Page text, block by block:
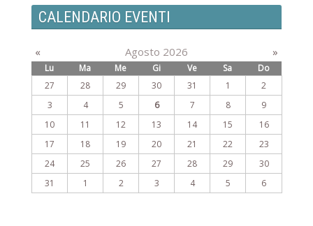
CALENDARIO EVENTI
« Agosto 2026 »
Lu Ma Me Gi Ve Sa
Do
27
28 29 30 31 1
2
3
4 5 6 7 8
9
10
11 12 13 14 15
16
17
18 19 20 21 22
23
24
25 26 27 28 29
30
31
1 2 3 4 5 6